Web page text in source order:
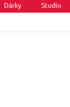
Dárky Studio